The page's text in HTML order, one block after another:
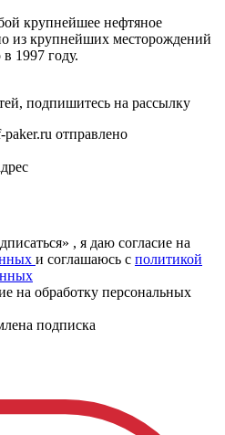
крупнейшее нефтяное
из крупнейших месторождений
1997 году.
подпишитесь на рассылку
paker.ru отправлено
, я даю согласие на
и соглашаюсь c политикой
на обработку персональных
подписка